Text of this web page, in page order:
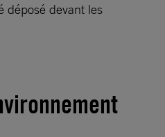
déposé devant les